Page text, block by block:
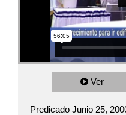
Ver
Predicado Junio 25,